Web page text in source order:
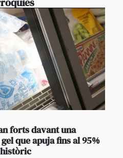
forts davant una
que apuja fins al 95%